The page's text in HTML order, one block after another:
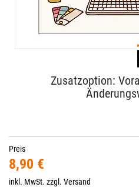
Zusatzoption:
Preis
8,90 €
inkl. MwSt. zzgl. Versand